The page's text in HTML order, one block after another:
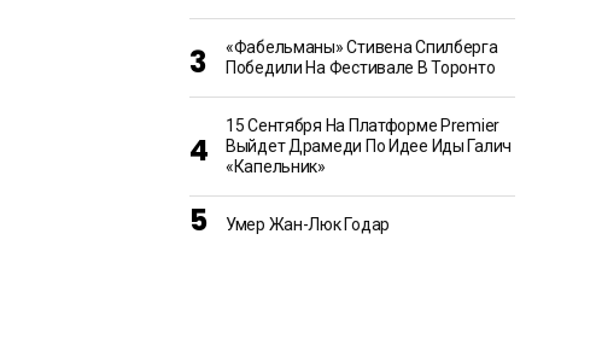
«Фабельманы» Стивена Спилберга
Победили На Фестивале В Торонто
15 Сентября На Платформе Premier
Выйдет Драмеди По Идее Иды Галич
«Капельник»
Умер Жан-Люк Годар